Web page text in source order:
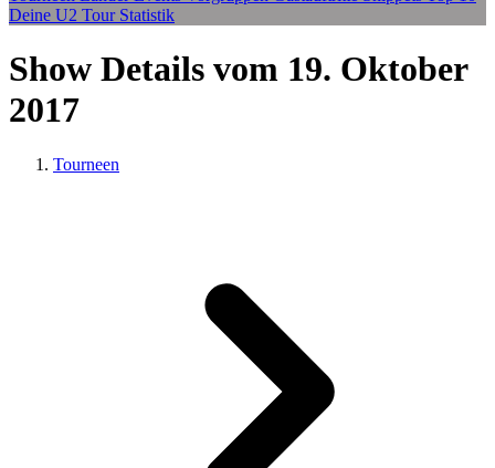
Deine U2 Tour Statistik
Show Details vom 19. Oktober
2017
Tourneen